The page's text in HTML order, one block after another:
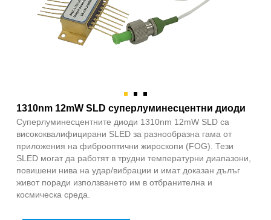
1310nm 12mW SLD суперлуминесцентни диоди
Суперлуминесцентните диоди 1310nm 12mW SLD са
висококвалифицирани SLED за разнообразна гама от
приложения на фиброоптични жироскопи (FOG). Тези
SLED могат да работят в трудни температурни диапазони,
повишени нива на удар/вибрации и имат доказан дълъг
живот поради използването им в отбранителна и
космическа среда.